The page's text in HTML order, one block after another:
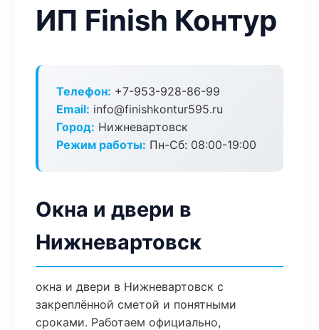
ИП Finish Контур
Телефон: +7-953-928-86-99
Email: info@finishkontur595.ru
Город: Нижневартовск
Режим работы: Пн-Сб: 08:00-19:00
Окна и двери в
Нижневартовск
окна и двери в Нижневартовск с
закреплённой сметой и понятными
сроками. Работаем официально,